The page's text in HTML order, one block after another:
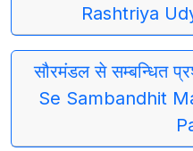
Rashtriya
सौरमंडल से सम्बन्धित
Se Sambandhit